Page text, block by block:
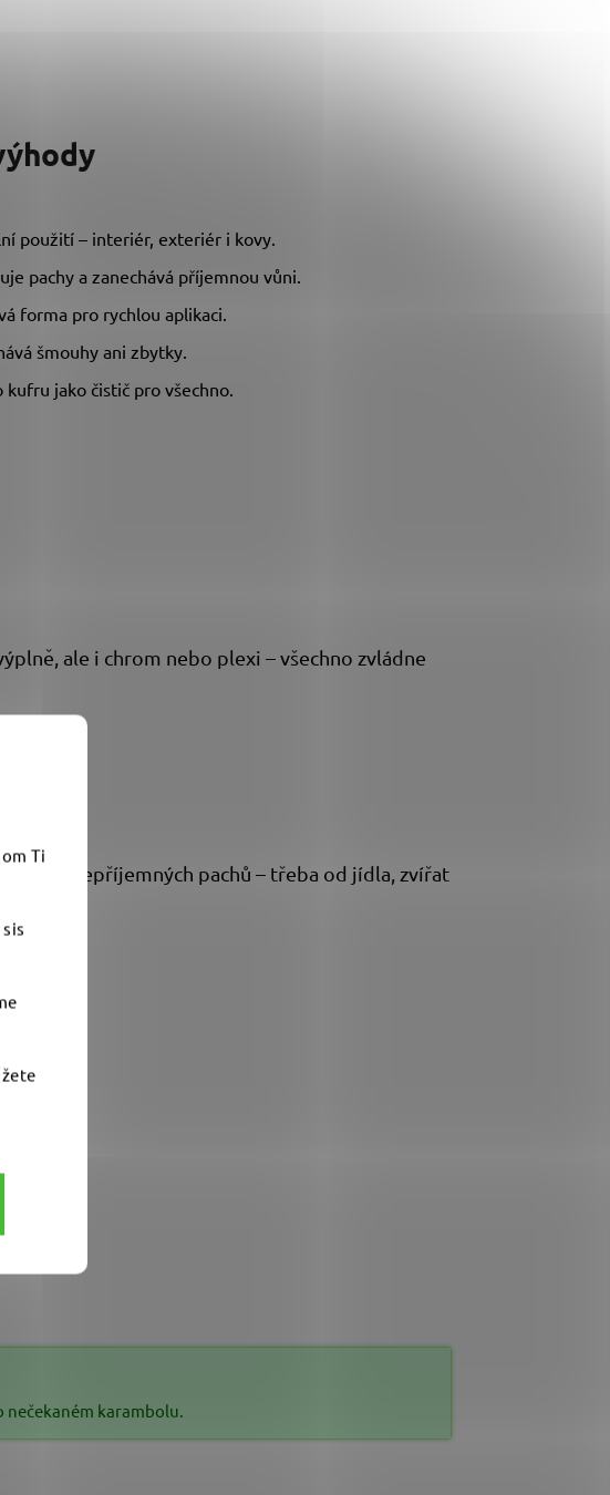
Ti
použití – interiér, exteriér i kovy.
pachy a zanechává příjemnou vůni.
forma pro rychlou aplikaci.
šmouhy ani zbytky.
kufru jako čistič pro všechno.
ale i chrom nebo plexi – všechno zvládne
auto i nepříjemných pachů – třeba od jídla, zvířat
karambolu.